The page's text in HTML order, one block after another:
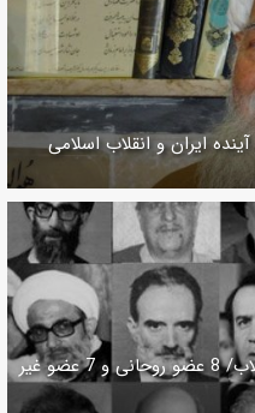
ایران و انقلاب اسلامی
سرنوشت متفاوت اعضای شورای انقلاب/ 8 عضو روحانی و 7 عضو غیر